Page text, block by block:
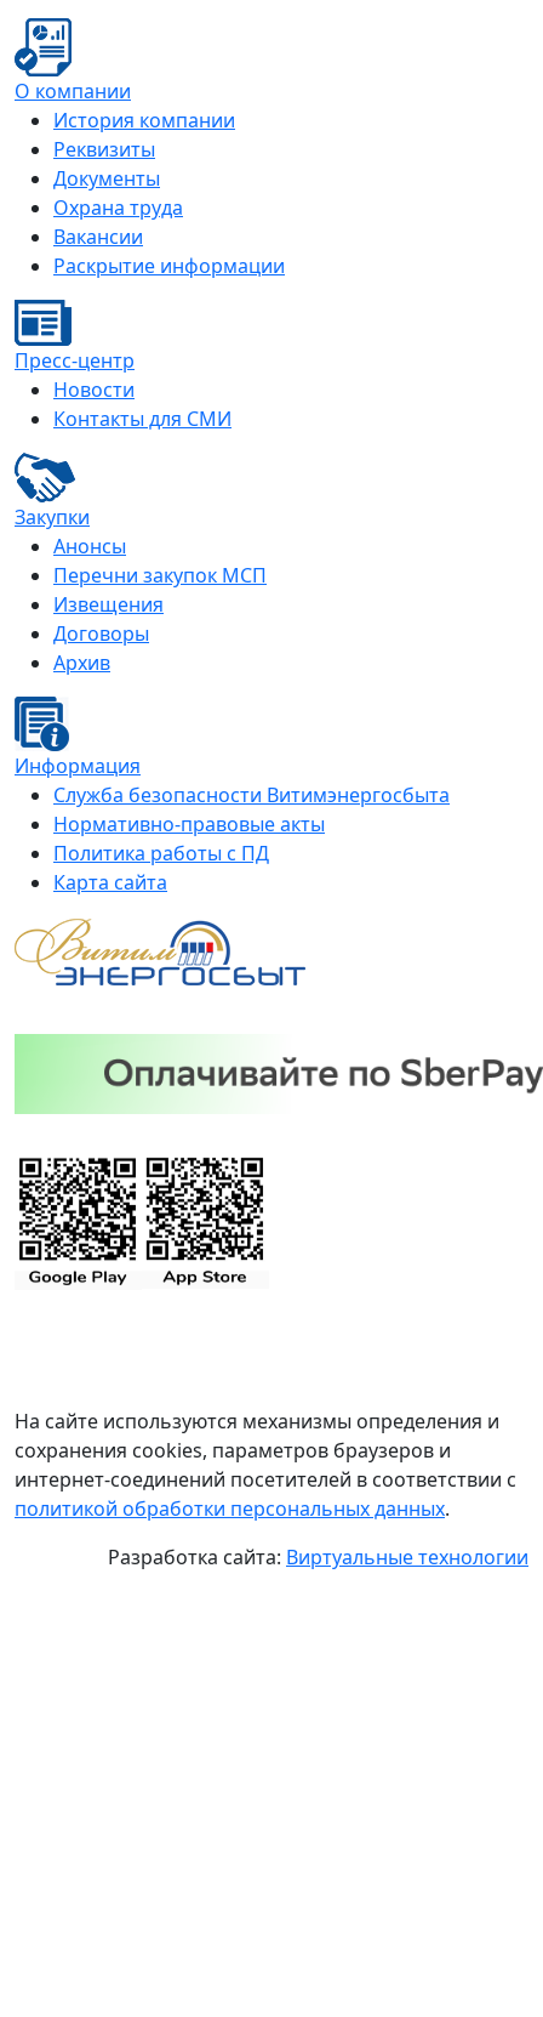
О компании
История компании
Реквизиты
Документы
Охрана труда
Вакансии
Раскрытие информации
Пресс-центр
Новости
Контакты для СМИ
Закупки
Анонсы
Перечни закупок МСП
Извещения
Договоры
Архив
Информация
Служба безопасности Витимэнергосбыта
Нормативно-правовые акты
Политика работы с ПД
Карта сайта
На сайте используются механизмы определения и
сохранения cookies, параметров браузеров и
интернет-соединений посетителей в соответствии с
политикой обработки персональных данных.
Разработка сайта: Виртуальные технологии